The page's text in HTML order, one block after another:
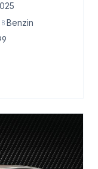
Benzin